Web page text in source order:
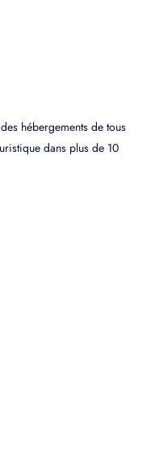
hébergements de tous
dans plus de 10